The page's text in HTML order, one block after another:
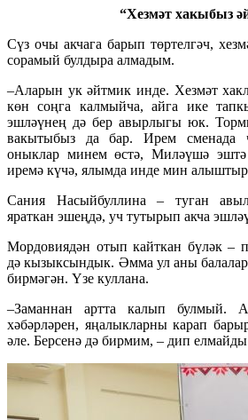
“Хезмәт хакыбыз
Сүз очы акчага барып төртелгәч,
сорамый булдыра алмадым.
–Аларын ук әйтмик инде. Хезмәт
көн соңга калмыйча, айга ике
эшләүнең дә бер авырлыгы юк.
вакытыбыз да бар. Ирем сменада
оныклар минем өстә, Миләүшә эштә
иремә күчә, ялымда инде мин
Сания Насыйбуллина – туган
яраткан эшеңдә, уч тутырып акча
Мордовиядән отып кайткан бүләк –
дә кызыксындык. Әмма ул аны
бирмәгән. Үзе куллана.
–Заманнан артта калып булмый.
хәбәрләрен, яңалыкларны карап
әле. Берсенә дә бирмим, – дип елмайды